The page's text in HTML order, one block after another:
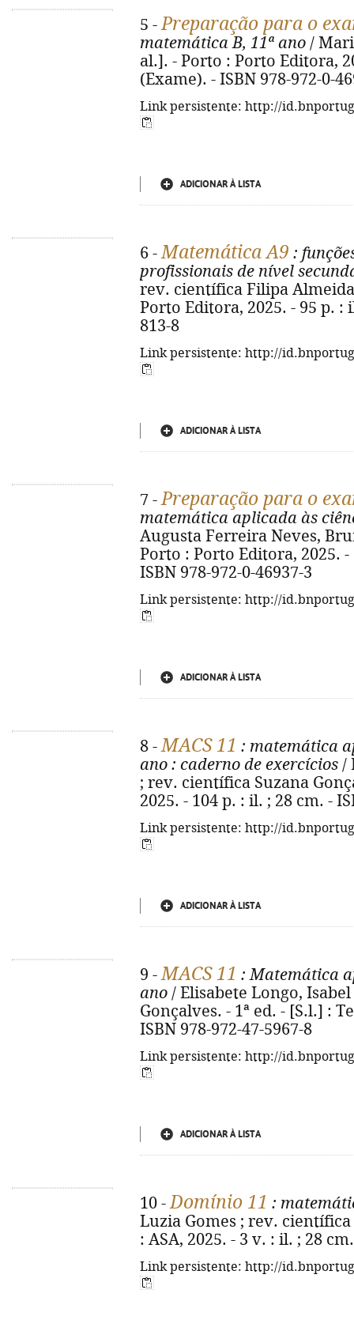
5 -Preparação para o
matemática B, 11ª ano /
al.]. - Porto : Porto Editora,
(Exame). - ISBN 978-972-0-
Link persistente: http://
ADICIONAR À LISTA
6 -Matemática A9 :
profissionais de nível
rev. científica Filipa
Porto Editora, 2025. - 95 p. :
813-8
Link persistente: http://
ADICIONAR À LISTA
7 -Preparação para o
matemática aplicada às
Augusta Ferreira Neves,
Porto : Porto Editora, 2025.
ISBN 978-972-0-46937-3
Link persistente: http://
ADICIONAR À LISTA
8 -MACS 11 : matemática
ano : caderno de exercícios /
; rev. científica Suzana
2025. - 104 p. : il. ; 28 cm. -
Link persistente: http://
ADICIONAR À LISTA
9 -MACS 11 : Matemática
ano / Elisabete Longo,
Gonçalves. - 1ª ed. - [S.l.] :
ISBN 978-972-47-5967-8
Link persistente: http://
ADICIONAR À LISTA
10 -Domínio 11 :
Luzia Gomes ; rev.
: ASA, 2025. - 3 v. : il. ; 28
Link persistente: http://